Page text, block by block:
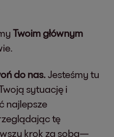
Twoim głównym
do nas.Jesteśmy tu
sytuację i
najlepsze
tę
krok za sobą—